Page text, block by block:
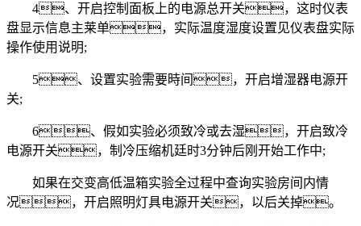
4、开启控制面板上的电源总开关，这时仪表
盘显示信息主莱单，实际温度湿度设置见仪表盘实际
操作使用说明;
5、设置实验需要時间，开启增湿器电源开
关;
6、假如实验必须致冷或去湿，开启致冷
电源开关，制冷压缩机廷时3分钟后刚开始工作中;
如果在交变高低温箱实验全过程中查询实验房间内情
况，开启照明灯具电源开关，以后关掉。